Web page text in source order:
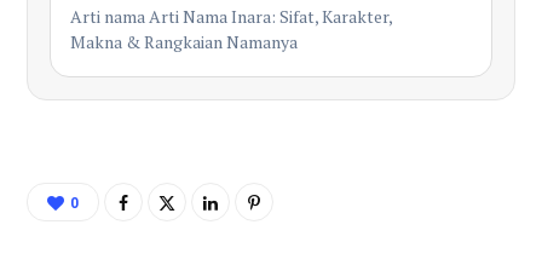
Arti nama Arti Nama Inara: Sifat, Karakter,
Makna & Rangkaian Namanya
0